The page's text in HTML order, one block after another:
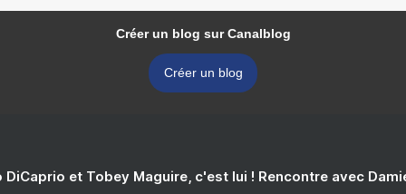
Créer un blog sur Canalblog
Créer un blog
DiCaprio et Tobey Maguire, c'est lui ! Rencontre avec